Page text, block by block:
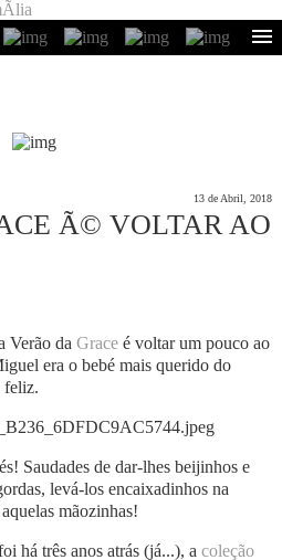
13 de Abril, 2018
Ã© VOLTAR AO
Verão da Graceé voltar um pouco ao
era o bebé mais querido do
feliz.
Saudades de dar-lhes beijinhos e
levá-los encaixadinhos na
mãozinhas!
há três anos atrás (já...), a coleção